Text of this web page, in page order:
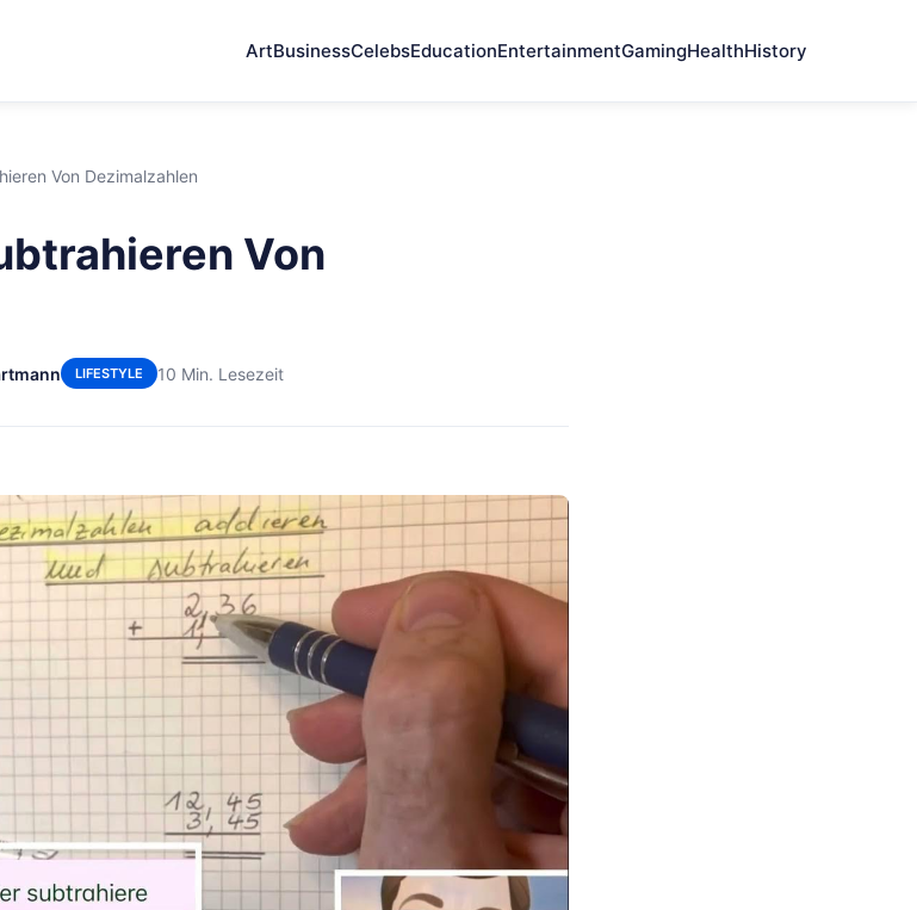
ArtBusinessCelebsEducationEntertainmentGamingHealthHistory
Von Dezimalzahlen
Von
LIFESTYLE 10 Min. Lesezeit